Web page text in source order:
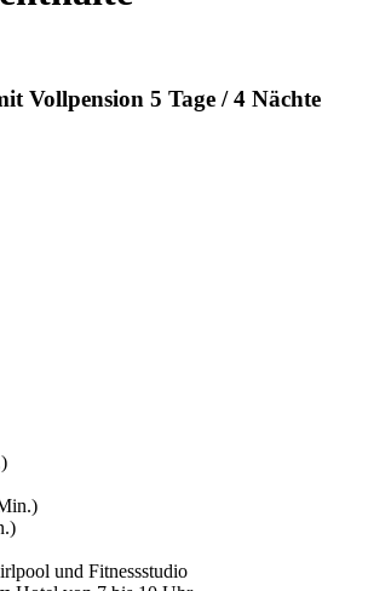
Vollpension 5 Tage / 4 Nächte
und Fitnessstudio